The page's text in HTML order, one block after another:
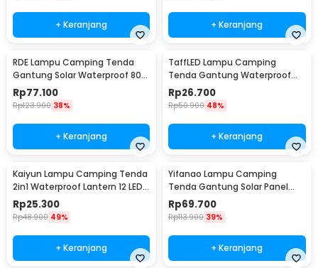
+ Keranjang + Keranjang
RDE Lampu Camping Tenda
Gantung Solar Waterproof 800
Lumens 2400mAh - HS-V65
Rp77.100
Rp123.900 38%
+ Keranjang
TaffLED Lampu Camping
Tenda Gantung Waterproof
150 Lumens 800mAh - 511
Rp26.700
Rp50.900 48%
+ Keranjang
Kaiyun Lampu Camping Tenda
2in1 Waterproof Lantern 12 LED -
9789
Rp25.300
Rp48.900 49%
+ Keranjang
Yifanao Lampu Camping
Tenda Gantung Solar Panel
Waterproof IPX6 280W - G13
Rp69.700
Rp113.900 39%
+ Keranjang